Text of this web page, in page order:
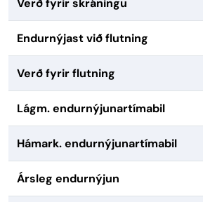
Verð fyrir skráningu
Endurnýjast við flutning
Verð fyrir flutning
Lágm. endurnýjunartímabil
Hámark. endurnýjunartímabil
Ársleg endurnýjun